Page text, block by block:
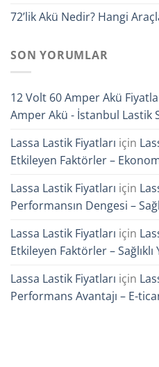
72’lik Akü Nedir? Hangi
SON YORUMLAR
12 Volt 60 Amper Akü
Amper Akü - İstanbul Lastik
Lassa Lastik Fiyatları için
Etkileyen Faktörler –
Lassa Lastik Fiyatları için
Performansın Dengesi –
Lassa Lastik Fiyatları için
Etkileyen Faktörler – Sağlıklı
Lassa Lastik Fiyatları için
Performans Avantajı – E-